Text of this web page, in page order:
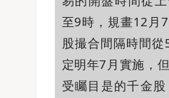
至9時，規畫12月
股撮合間隔時間
定明年7月實施，
受矚目是的千金